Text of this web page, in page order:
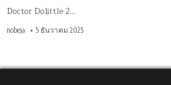
Doctor Dolittle 2…
nobeja 5 ธันวาคม 2025